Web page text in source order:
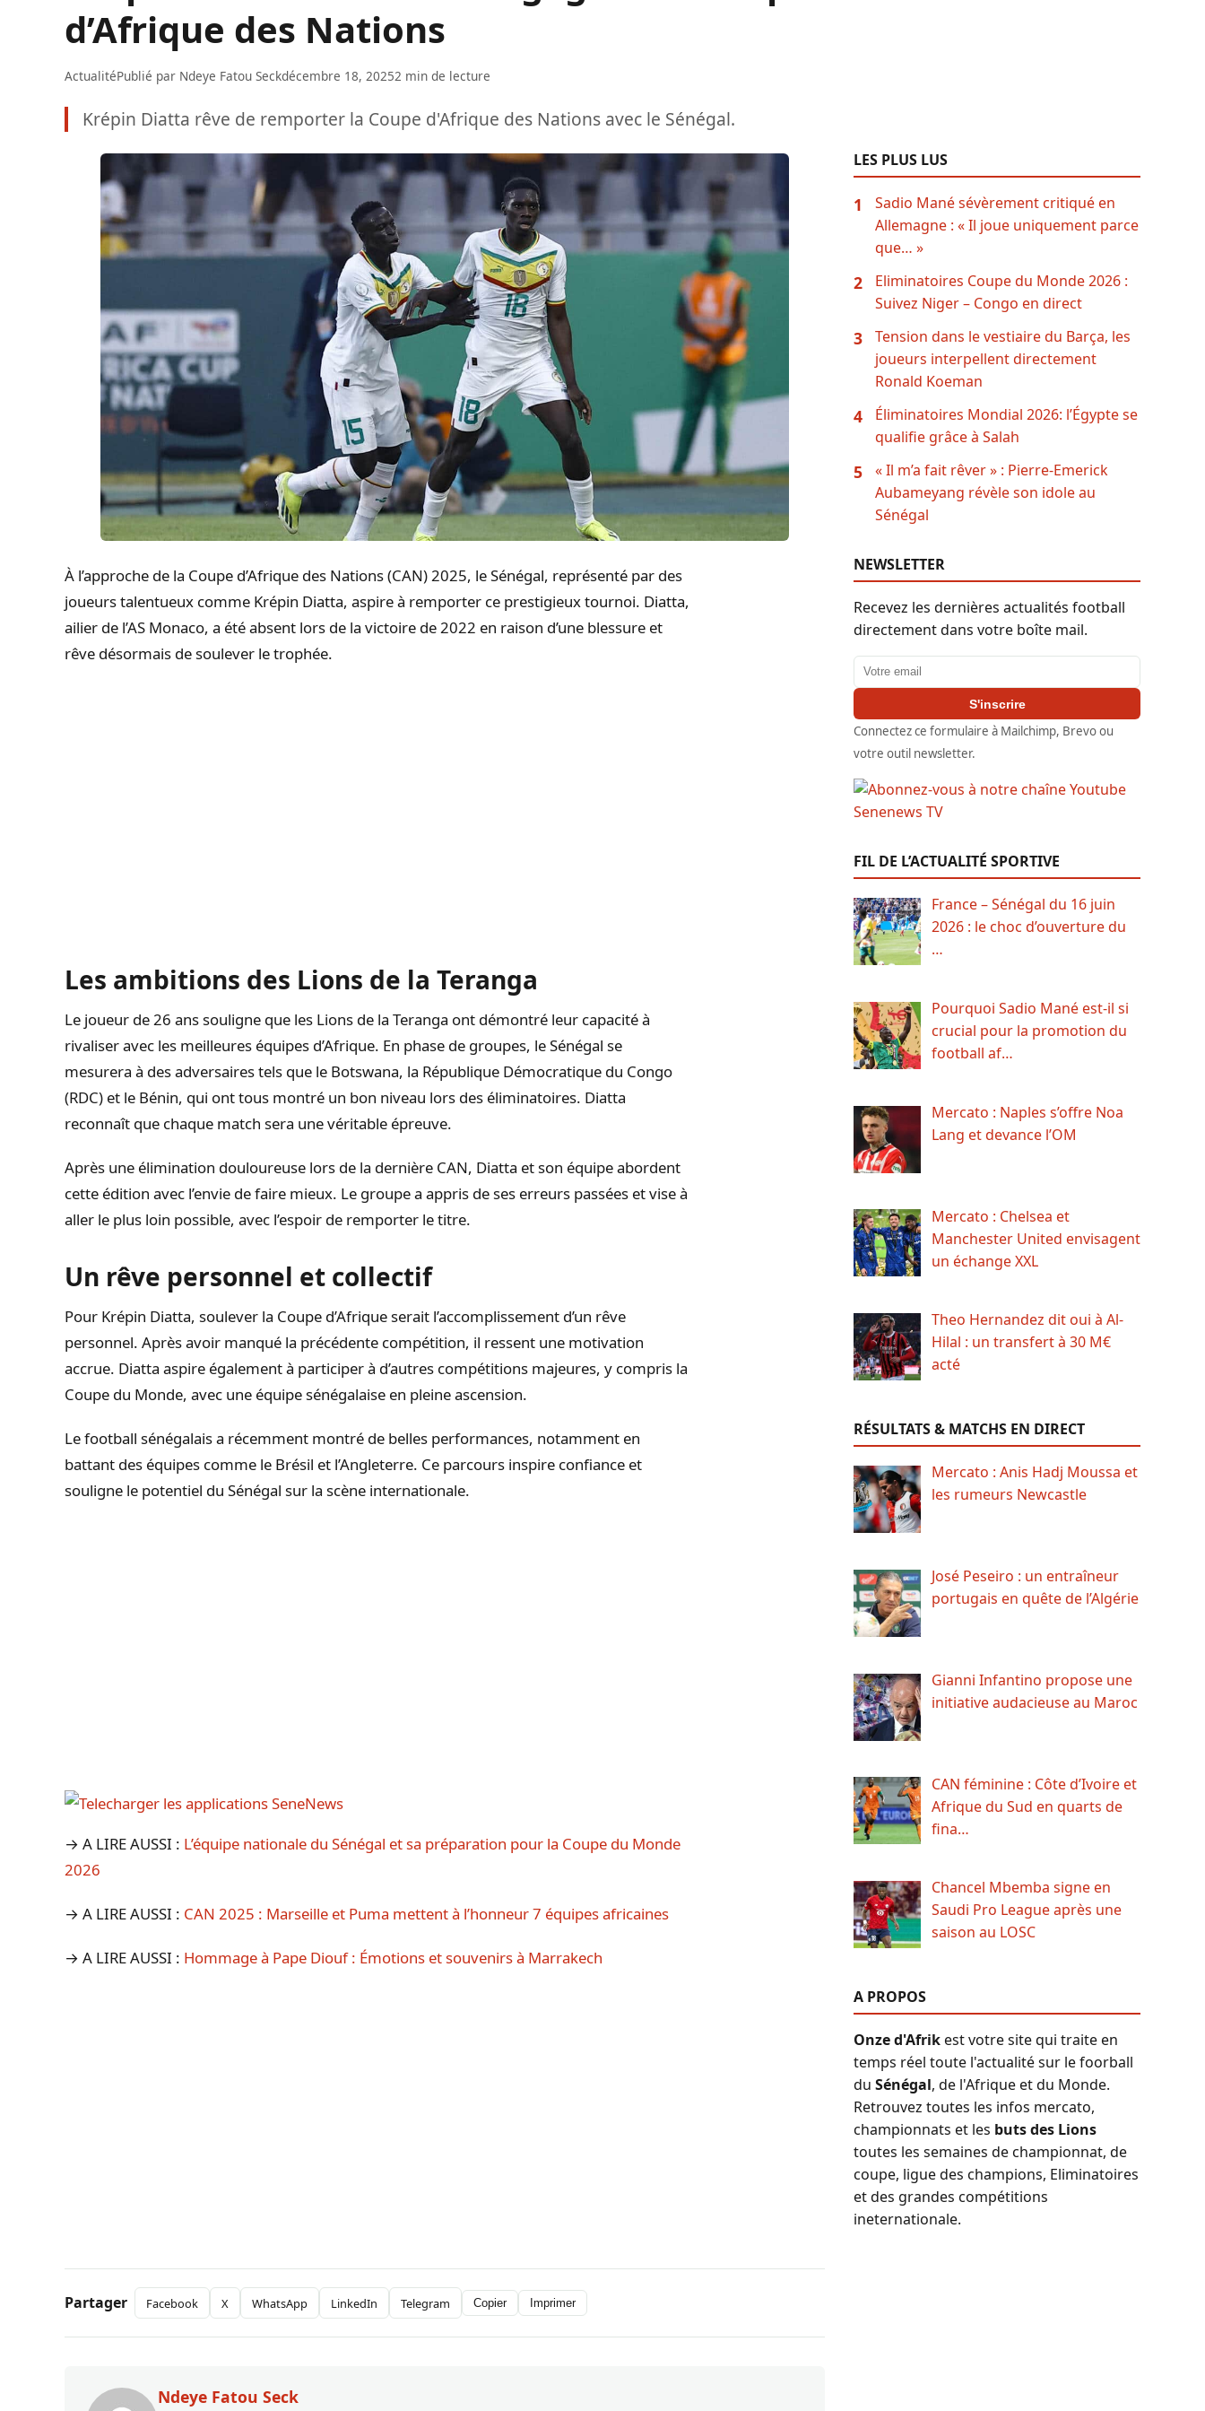
d’Afrique des Nations
ActualitéPublié par Ndeye Fatou Seckdécembre 18, 20252 min de lecture
Krépin Diatta rêve de remporter la Coupe d'Afrique des Nations avec le Sénégal.
À l’approche de la Coupe d’Afrique des Nations (CAN) 2025, le Sénégal, représenté par des
joueurs talentueux comme Krépin Diatta, aspire à remporter ce prestigieux tournoi. Diatta,
ailier de l’AS Monaco, a été absent lors de la victoire de 2022 en raison d’une blessure et
rêve désormais de soulever le trophée.
Les ambitions des Lions de la Teranga
Le joueur de 26 ans souligne que les Lions de la Teranga ont démontré leur capacité à
rivaliser avec les meilleures équipes d’Afrique. En phase de groupes, le Sénégal se
mesurera à des adversaires tels que le Botswana, la République Démocratique du Congo
(RDC) et le Bénin, qui ont tous montré un bon niveau lors des éliminatoires. Diatta
reconnaît que chaque match sera une véritable épreuve.
Après une élimination douloureuse lors de la dernière CAN, Diatta et son équipe abordent
cette édition avec l’envie de faire mieux. Le groupe a appris de ses erreurs passées et vise à
aller le plus loin possible, avec l’espoir de remporter le titre.
Un rêve personnel et collectif
Pour Krépin Diatta, soulever la Coupe d’Afrique serait l’accomplissement d’un rêve
personnel. Après avoir manqué la précédente compétition, il ressent une motivation
accrue. Diatta aspire également à participer à d’autres compétitions majeures, y compris la
Coupe du Monde, avec une équipe sénégalaise en pleine ascension.
Le football sénégalais a récemment montré de belles performances, notamment en
battant des équipes comme le Brésil et l’Angleterre. Ce parcours inspire confiance et
souligne le potentiel du Sénégal sur la scène internationale.
→ A LIRE AUSSI : L’équipe nationale du Sénégal et sa préparation pour la Coupe du Monde
2026
→ A LIRE AUSSI : CAN 2025 : Marseille et Puma mettent à l’honneur 7 équipes africaines
→ A LIRE AUSSI : Hommage à Pape Diouf : Émotions et souvenirs à Marrakech
Partager Facebook X WhatsApp LinkedIn Telegram Copier Imprimer
Ndeye Fatou Seck
LES PLUS LUS
1
Sadio Mané sévèrement critiqué en
Allemagne : « Il joue uniquement parce
que… »
2
Eliminatoires Coupe du Monde 2026 :
Suivez Niger – Congo en direct
3
Tension dans le vestiaire du Barça, les
joueurs interpellent directement
Ronald Koeman
4
Éliminatoires Mondial 2026: l’Égypte se
qualifie grâce à Salah
5
« Il m’a fait rêver » : Pierre-Emerick
Aubameyang révèle son idole au
Sénégal
NEWSLETTER
Recevez les dernières actualités football
directement dans votre boîte mail.
Adresse email
S'inscrire
Connectez ce formulaire à Mailchimp, Brevo ou
votre outil newsletter.
FIL DE L’ACTUALITÉ SPORTIVE
France – Sénégal du 16 juin
2026 : le choc d’ouverture du
…
Pourquoi Sadio Mané est-il si
crucial pour la promotion du
football af…
Mercato : Naples s’offre Noa
Lang et devance l’OM
Mercato : Chelsea et
Manchester United envisagent
un échange XXL
Theo Hernandez dit oui à Al-
Hilal : un transfert à 30 M€
acté
RÉSULTATS & MATCHS EN DIRECT
Mercato : Anis Hadj Moussa et
les rumeurs Newcastle
José Peseiro : un entraîneur
portugais en quête de l’Algérie
Gianni Infantino propose une
initiative audacieuse au Maroc
CAN féminine : Côte d’Ivoire et
Afrique du Sud en quarts de
fina…
Chancel Mbemba signe en
Saudi Pro League après une
saison au LOSC
A PROPOS
Onze d'Afrikest votre site qui traite en
temps réel toute l'actualité sur le foorball
du Sénégal, de l'Afrique et du Monde.
Retrouvez toutes les infos mercato,
championnats et les buts des Lions
toutes les semaines de championnat, de
coupe, ligue des champions, Eliminatoires
et des grandes compétitions
ineternationale.